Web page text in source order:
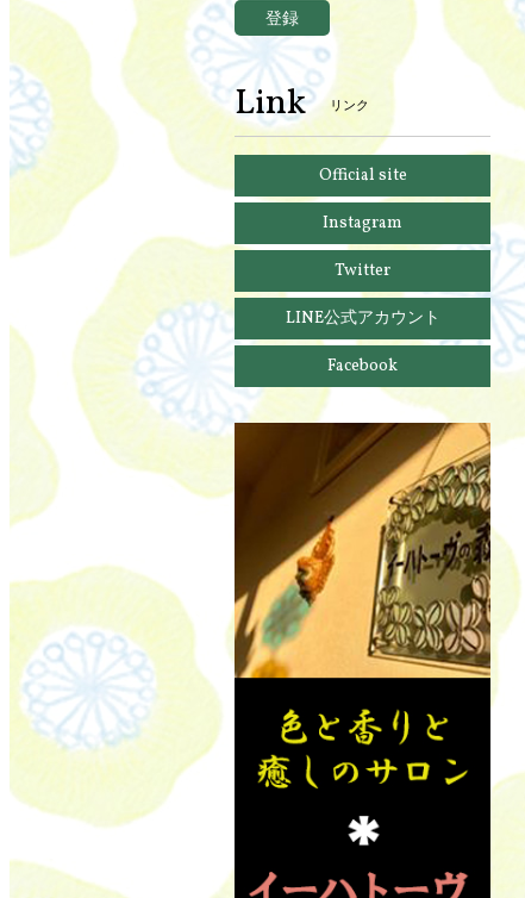
登録
Link リンク
Official site
Instagram
Twitter
LINE公式アカウント
Facebook